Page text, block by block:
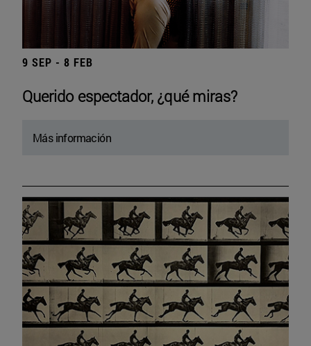
9 SEP - 8 FEB
Querido espectador, ¿qué miras?
Más información